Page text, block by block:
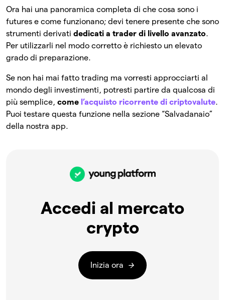
Ora hai una panoramica completa di che cosa sono i
futures e come funzionano; devi tenere presente che sono
strumenti derivati dedicati a trader di livello avanzato.
Per utilizzarli nel modo corretto è richiesto un elevato
grado di preparazione.
Se non hai mai fatto trading ma vorresti approcciarti al
mondo degli investimenti, potresti partire da qualcosa di
più semplice, come l’acquisto ricorrente di criptovalute.
Puoi testare questa funzione nella sezione “Salvadanaio”
della nostra app.
Accedi al mercato
crypto
Inizia ora